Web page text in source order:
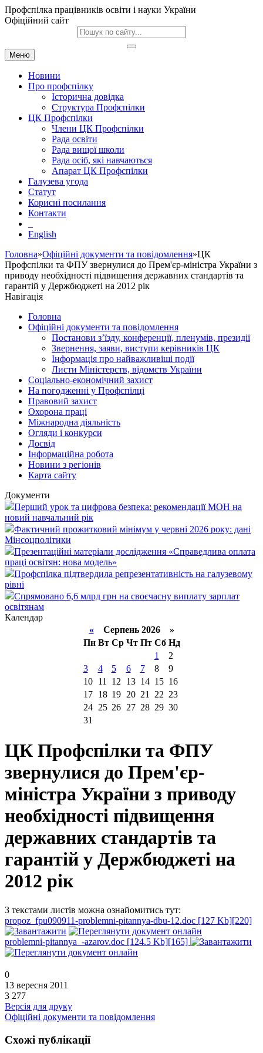
Профспілка працівників освіти і науки України
Офіційний сайт
Меню
Новини
Про профспілку
Історична довідка
Структура Профспілки
ЦК Профспілки
Члени ЦК Профспілки
Рада освіти
Рада вищої школи
Рада осіб, які навчаються
Апарат ЦК Профспілки
Галузева угода
Статут
Корисні посилання
Контакти
English
Головна»Офіційні документи та повідомлення»ЦК
Профспілки та ФПУ звернулися до Прем'єр-міністра України з
приводу необхідності підвищення державних стандартів та
гарантій у Держбюджеті на 2012 рік
Навігація
Головна
Офіційні документи та повідомлення
Постанови з’їзду, конференції, пленумів, президії
Звернення, заяви, виступи керівників ЦК
Інформація про найважливіші події
Листи Міністерств, відомств України
Соціально-економічний захист
На погодженні у Профспілці
Правовий захист
Охорона праці
Міжнародна діяльність
Огляди і конкурси
Досвід
Інформаційна робота
Новини з регіонів
Карта сайту
Документи
Перший урок та цифрова безпека: рекомендації МОН на
новий навчальний рік
Фактичний прожитковий мінімум у червні 2026 року: дані
Мінсоцполітики
Презентаційні матеріали дослідження «Справедлива оплата
праці освітян: нова модель»
Профспілка підтвердила репрезентативність на галузевому
рівні
Спрямовано 6,6 млрд грн на своєчасну виплату зарплат
освітянам
Календар
«Серпень 2026 »
Пн Вт Ср Чт Пт Сб Нд
1
2
3
4 5 6 7 8
9
10
11 12 13 14 15 16
17
18 19 20 21 22 23
24
25 26 27 28 29 30
31
ЦК Профспілки та ФПУ
звернулися до Прем'єр-
міністра України з приводу
необхідності підвищення
державних стандартів та
гарантій у Держбюджеті на
2012 рік
З текстами листів можна ознайомитись тут:
propoz_fpu090911-problemni-pitannya-dbu-12.doc [127 Kb][220]
problemni-pitannya_-azarov.doc [124.5 Kb][165]
0
13 вересня 2011
3 277
Версія для друку
Офіційні документи та повідомлення
Схожі публікації